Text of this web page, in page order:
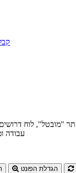
עבודה
הגדלת הפונט